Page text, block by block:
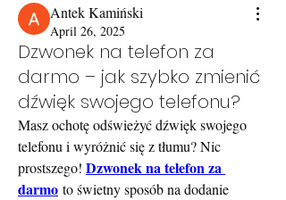
Antek Kamiński
April 26, 2025
Dzwonek na telefon za
darmo – jak szybko zmienić
dźwięk swojego telefonu?
Masz ochotę odświeżyć dźwięk swojego
telefonu i wyróżnić się z tłumu? Nic
prostszego! Dzwonek na telefon za
darmo to świetny sposób na dodanie